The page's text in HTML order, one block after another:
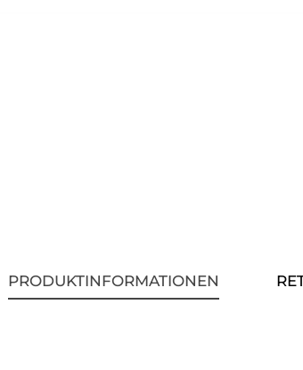
PRODUKTINFORMATIONEN